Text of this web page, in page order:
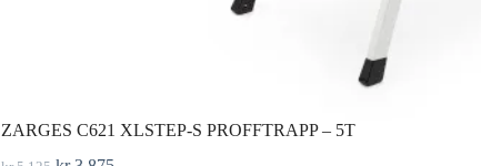
ZARGES C621 XLSTEP-S PROFFTRAPP – 5T